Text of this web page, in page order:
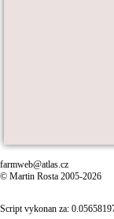
farmweb@atlas.cz
© Martin Rosta 2005-2026
Script vykonan za: